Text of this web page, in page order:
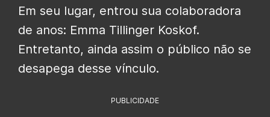
Em seu lugar, entrou sua colaboradora
de anos: Emma Tillinger Koskof.
Entretanto, ainda assim o público não se
desapega desse vínculo.
PUBLICIDADE